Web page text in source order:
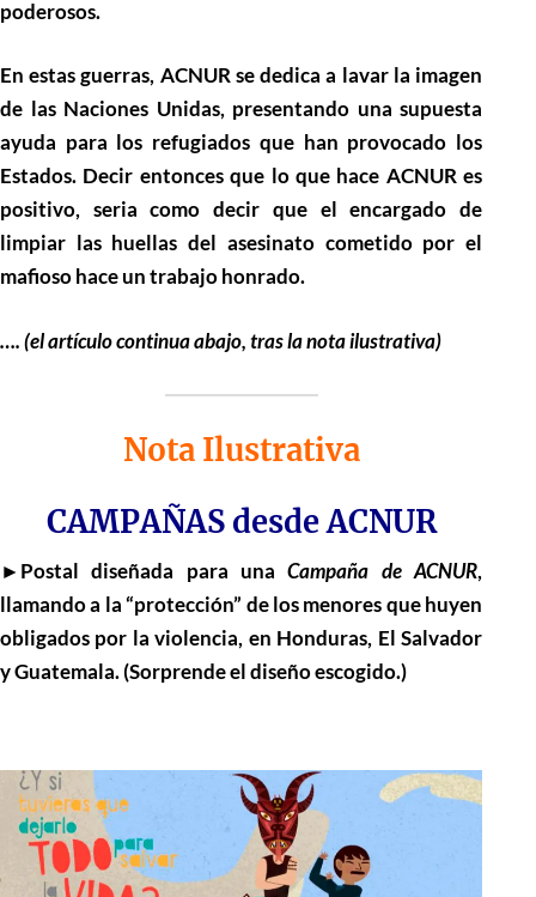
poderosos.
En estas guerras, ACNUR se dedica a lavar la imagen
de las Naciones Unidas, presentando una supuesta
ayuda para los refugiados que han provocado los
Estados. Decir entonces que lo que hace ACNUR es
positivo, seria como decir que el encargado de
limpiar las huellas del asesinato cometido por el
mafioso hace un trabajo honrado.
…. (el artículo continua abajo, tras la nota ilustrativa)
Nota Ilustrativa
CAMPAÑAS desde ACNUR
►Postal diseñada para una Campaña de ACNUR,
llamando a la “protección” de los menores que huyen
obligados por la violencia, en Honduras, El Salvador
y Guatemala. (Sorprende el diseño escogido.)